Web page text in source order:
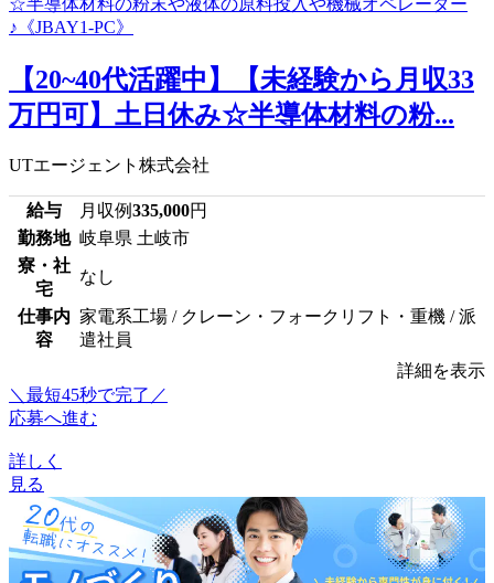
【20~40代活躍中】【未経験から月収33
万円可】土日休み☆半導体材料の粉...
UTエージェント株式会社
給与 月収例335,000円
勤務地 岐阜県 土岐市
寮・社
宅
なし
仕事内
容
家電系工場 / クレーン・フォークリフト・重機 / 派
遣社員
詳細を表示
＼最短45秒で完了／
応募へ進む
詳しく
見る